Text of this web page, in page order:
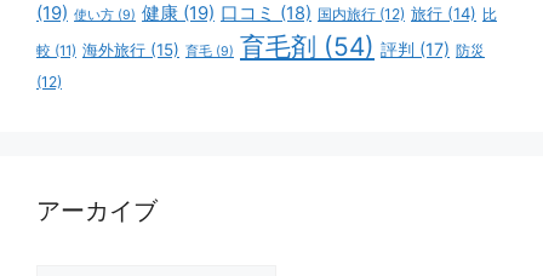
(19) 使い方 (9) 健康 (19) 口コミ (18) 国内旅行 (12) 旅行 (14) 比
較 (11) 海外旅行 (15) 育毛 (9) 育毛剤 (54) 評判 (17) 防災
(12)
アーカイブ